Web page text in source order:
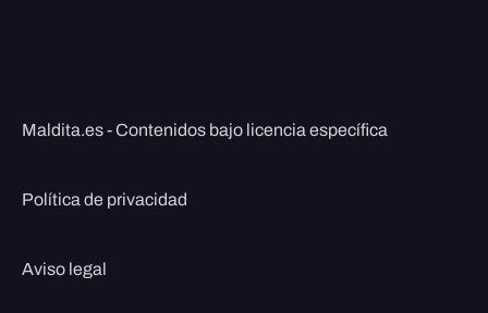
Maldita.es - Contenidos bajo licencia específica
Política de privacidad
Aviso legal